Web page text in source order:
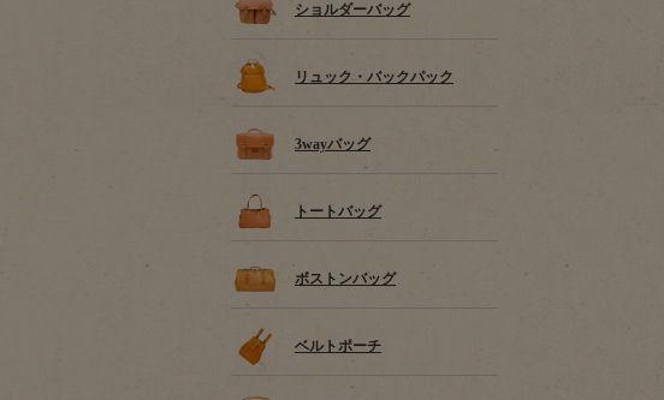
ショルダーバッグ
リュック・バックパック
3wayバッグ
トートバッグ
ボストンバッグ
ベルトポーチ